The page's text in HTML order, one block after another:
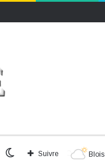
Blois
Suivre
Switch
Rechercher